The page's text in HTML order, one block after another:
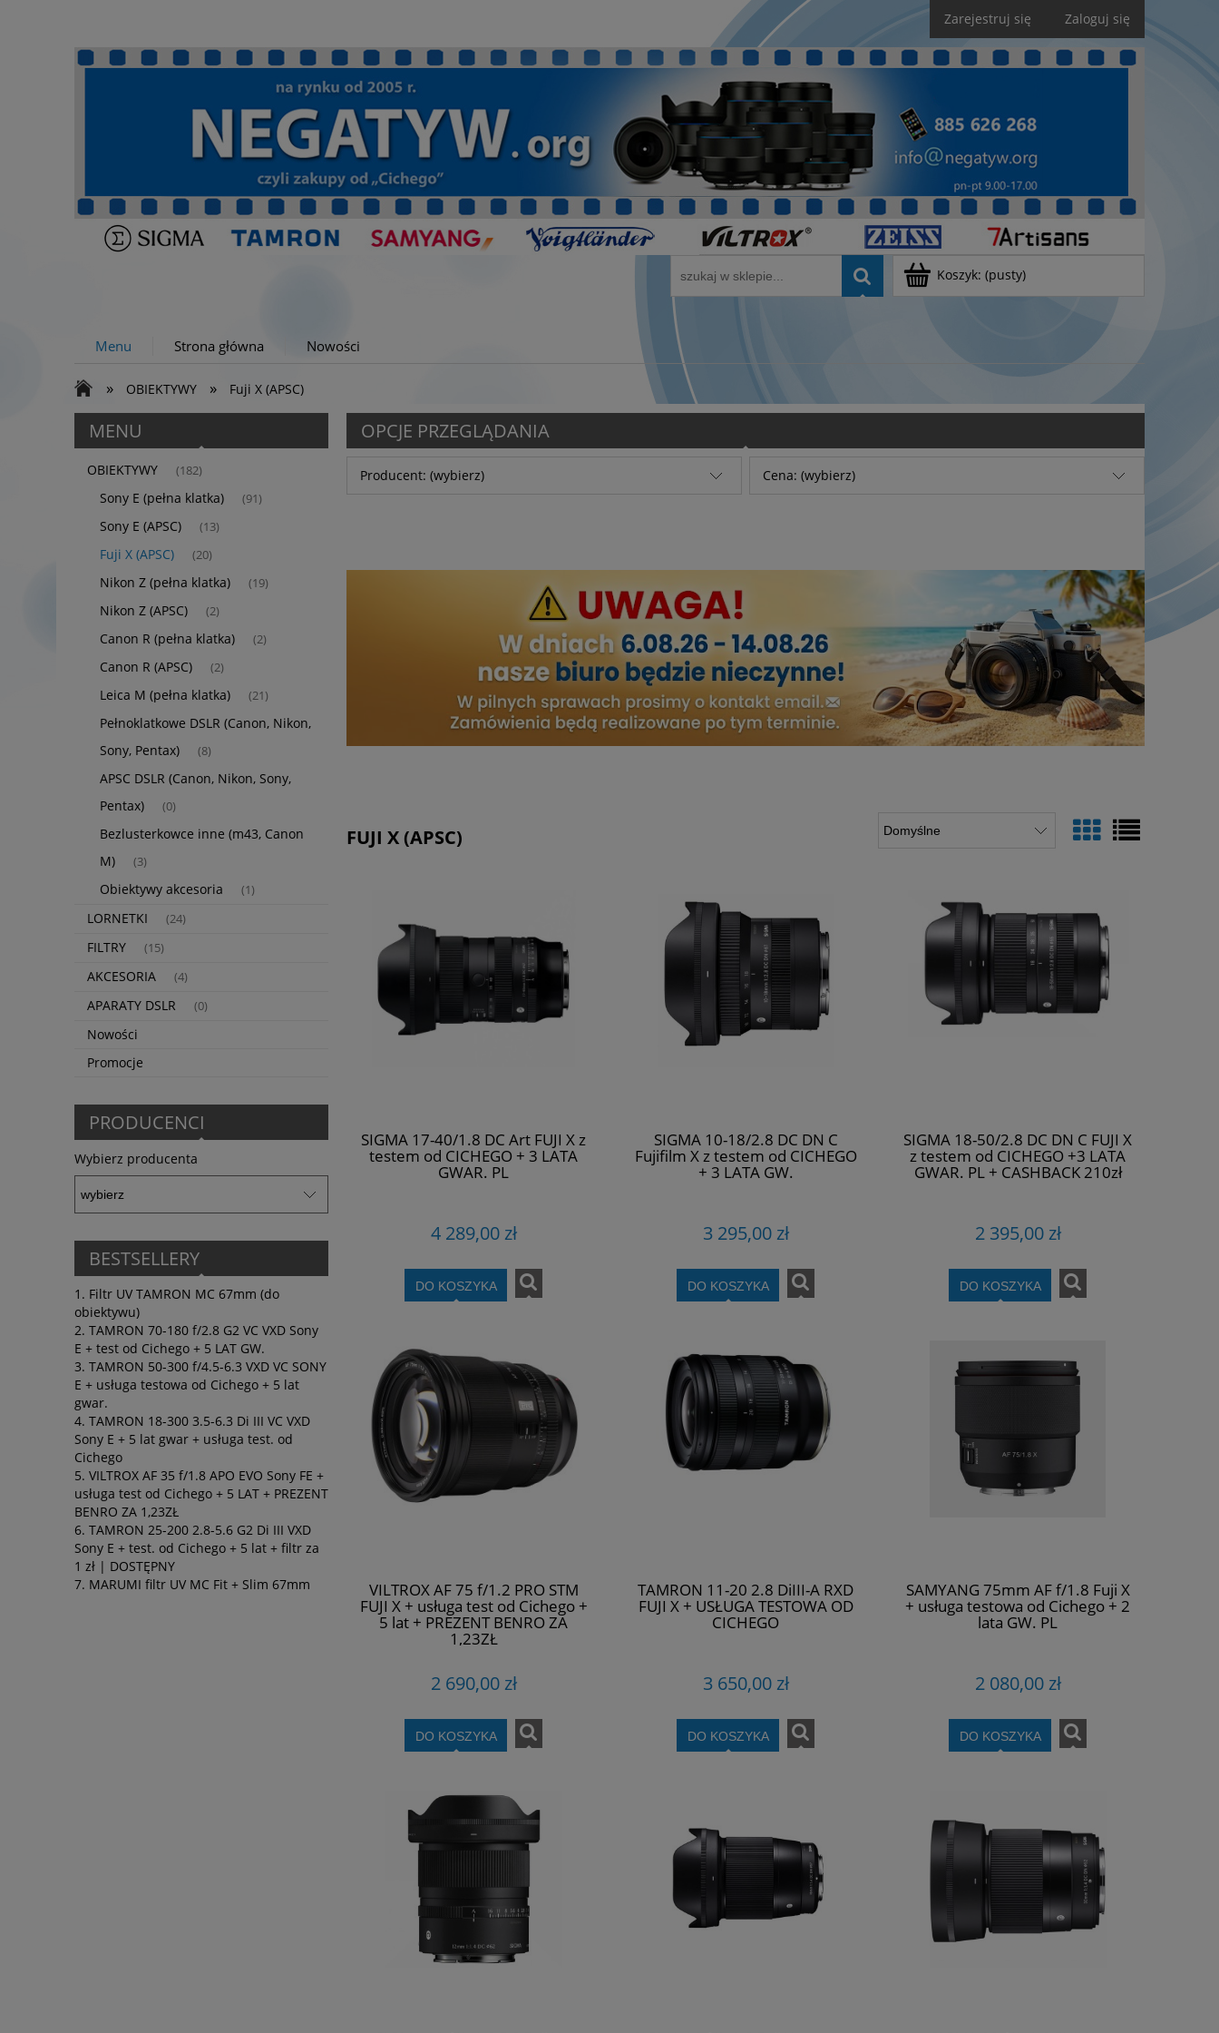
Zarejestruj się Zaloguj się
Koszyk: (pusty)
Menu Strona główna Nowości
» OBIEKTYWY » Fuji X (APSC)
MENU
OBIEKTYWY (182)
Sony E (pełna klatka) (91)
Sony E (APSC) (13)
Fuji X (APSC) (20)
Nikon Z (pełna klatka) (19)
Nikon Z (APSC) (2)
Canon R (pełna klatka) (2)
Canon R (APSC) (2)
Leica M (pełna klatka) (21)
Pełnoklatkowe DSLR (Canon, Nikon,
Sony, Pentax)
(8)
APSC DSLR (Canon, Nikon, Sony,
Pentax)
(0)
Bezlusterkowce inne (m43, Canon
M)
(3)
Obiektywy akcesoria (1)
LORNETKI (24)
FILTRY (15)
AKCESORIA (4)
APARATY DSLR (0)
Nowości
Promocje
PRODUCENCI
Wybierz producenta
BESTSELLERY
Filtr UV TAMRON MC 67mm (do
obiektywu)
TAMRON 70-180 f/2.8 G2 VC VXD Sony
E + test od Cichego + 5 LAT GW.
TAMRON 50-300 f/4.5-6.3 VXD VC SONY
E + usługa testowa od Cichego + 5 lat
gwar.
TAMRON 18-300 3.5-6.3 Di III VC VXD
Sony E + 5 lat gwar + usługa test. od
Cichego
VILTROX AF 35 f/1.8 APO EVO Sony FE +
usługa test od Cichego + 5 LAT + PREZENT
BENRO ZA 1,23ZŁ
TAMRON 25-200 2.8-5.6 G2 Di III VXD
Sony E + test. od Cichego + 5 lat + filtr za
1 zł | DOSTĘPNY
MARUMI filtr UV MC Fit + Slim 67mm
OPCJE PRZEGLĄDANIA
Producent: (wybierz) Cena: (wybierz)
FUJI X (APSC)
SIGMA 17-40/1.8 DC Art FUJI X z
testem od CICHEGO + 3 LATA
GWAR. PL
4 289,00 zł
DO KOSZYKA
SIGMA 10-18/2.8 DC DN C
Fujifilm X z testem od CICHEGO
+ 3 LATA GW.
3 295,00 zł
DO KOSZYKA
SIGMA 18-50/2.8 DC DN C FUJI X
z testem od CICHEGO +3 LATA
GWAR. PL + CASHBACK 210zł
2 395,00 zł
DO KOSZYKA
VILTROX AF 75 f/1.2 PRO STM
FUJI X + usługa test od Cichego +
5 lat + PREZENT BENRO ZA
1,23ZŁ
2 690,00 zł
DO KOSZYKA
TAMRON 11-20 2.8 DiIII-A RXD
FUJI X + USŁUGA TESTOWA OD
CICHEGO
3 650,00 zł
DO KOSZYKA
SAMYANG 75mm AF f/1.8 Fuji X
+ usługa testowa od Cichego + 2
lata GW. PL
2 080,00 zł
DO KOSZYKA